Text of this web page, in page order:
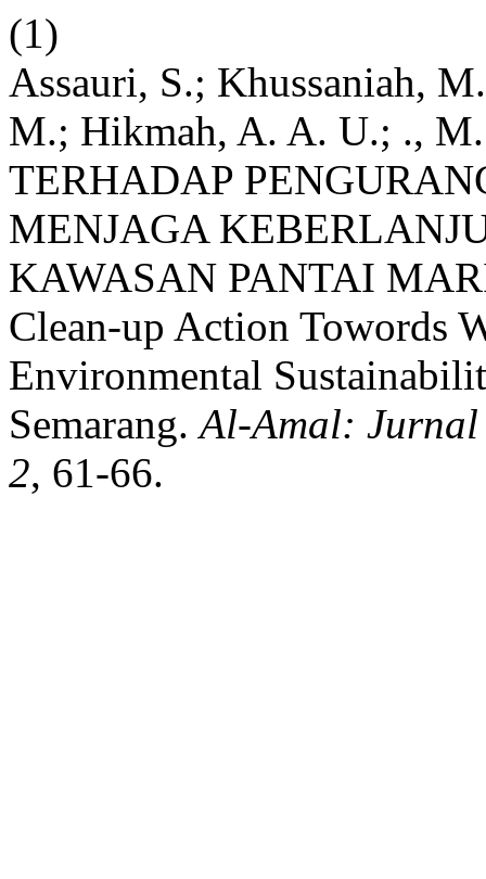
(1)
Assauri, S.; Khussaniah,
M.; Hikmah, A. A. U.; .,
TERHADAP
MENJAGA
KAWASAN PANTAI
Clean-up Action Towords
Environmental
Semarang.Al-Amal: Jurnal
2, 61-66.